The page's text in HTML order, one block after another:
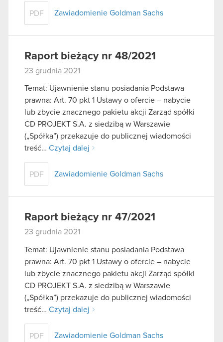
PDF Zawiadomienie Goldman Sachs
Raport bieżący nr 48/2021
23 grudnia 2021
Temat: Ujawnienie stanu posiadania Podstawa
prawna: Art. 70 pkt 1 Ustawy o ofercie – nabycie
lub zbycie znacznego pakietu akcji Zarząd spółki
CD PROJEKT S.A. z siedzibą w Warszawie
(„Spółka”) przekazuje do publicznej wiadomości
treść… Czytaj dalej
PDF Zawiadomienie Goldman Sachs
Raport bieżący nr 47/2021
23 grudnia 2021
Temat: Ujawnienie stanu posiadania Podstawa
prawna: Art. 70 pkt 1 Ustawy o ofercie – nabycie
lub zbycie znacznego pakietu akcji Zarząd spółki
CD PROJEKT S.A. z siedzibą w Warszawie
(„Spółka”) przekazuje do publicznej wiadomości
treść… Czytaj dalej
PDF Zawiadomienie Goldman Sachs